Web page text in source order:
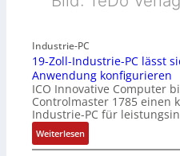
Industrie-PC
19-Zoll-Industrie-PC lässt
Anwendung konfigurieren
ICO Innovative Computer
Controlmaster 1785 einen
Industrie-PC für
Weiterlesen:
1